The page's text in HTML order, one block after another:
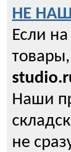
НЕ
Если
Наши
не